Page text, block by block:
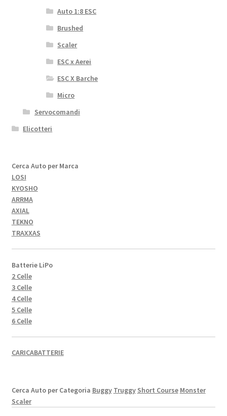
Auto 1:8 ESC
Brushed
Scaler
ESC x Aerei
ESC X Barche
Micro
Servocomandi
Elicotteri
Cerca Auto per Marca
LOSI
KYOSHO
ARRMA
AXIAL
TEKNO
TRAXXAS
Batterie LiPo
2 Celle
3 Celle
4 Celle
5 Celle
6 Celle
CARICABATTERIE
Cerca Auto per Categoria Buggy Truggy Short Course Monster
Scaler